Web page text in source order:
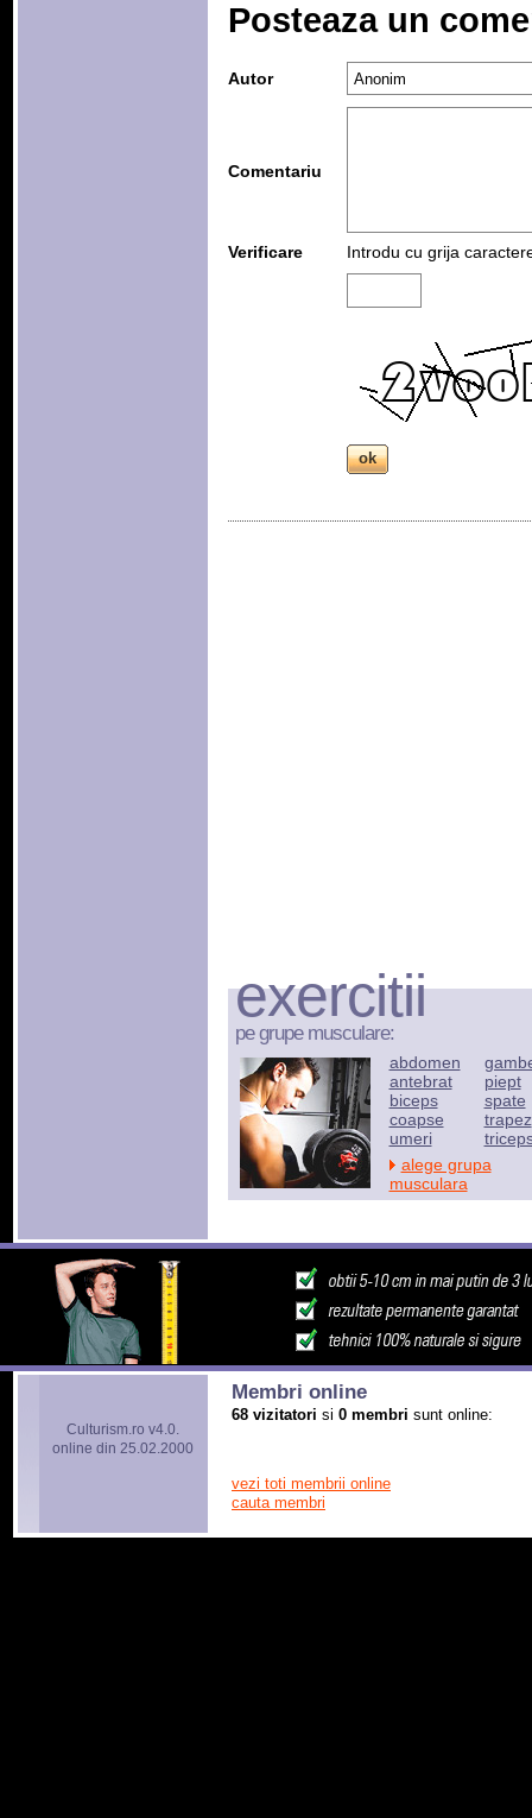
Posteaza un
Autor
Comentariu
Verificare Introdu cu grija
exercitii
pe grupe musculare:
abdomen
antebrat
biceps
coapse
umeri
piept
spate
trapez
alege grupa
musculara
Culturism.ro v4.0.
online din 25.02.2000
Membri online
68 vizitatori si 0 membri sunt online:
vezi toti membrii online
cauta membri